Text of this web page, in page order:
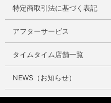
特定商取引法に基づく表記
アフターサービス
タイムタイム店舗一覧
NEWS（お知らせ）